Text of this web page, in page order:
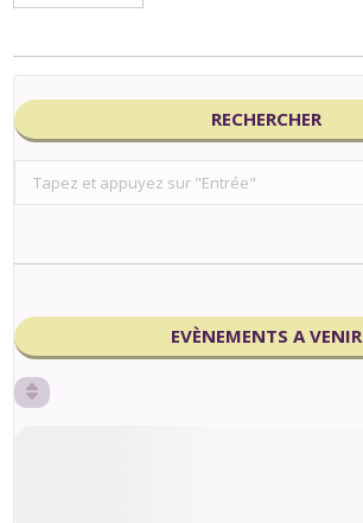
RECHERCHER
Search:
EVÈNEMENTS A VENIR